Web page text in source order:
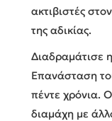
ακτιβιστές
της αδικίας.
Διαδραμάτισε
Επανάσταση
πέντε χρόνια.
διαμάχη με